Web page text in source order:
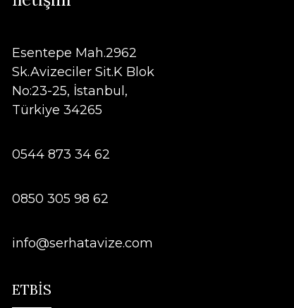
Esentepe Mah.2962
Sk.Avizeciler Sit.K Blok
No:23-25, İstanbul,
Türkiye 34265
0544 873 34 62
0850 305 98 62
info@serhatavize.com
ETBİS